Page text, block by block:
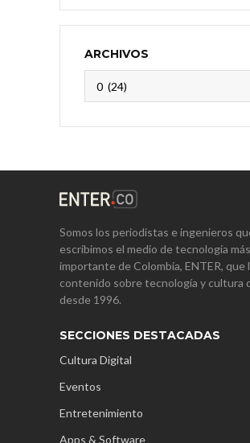
ARCHIVOS
Somos los periodistas e ingenieros
escribimos el medio de tecnología más
importante de Colombia, ENTER, que
contenido sobre tecnología y cultura
desde 1996.
SECCIONES DESTACADAS
Cultura Digital
Eventos
Entretenimiento
Apps & Software